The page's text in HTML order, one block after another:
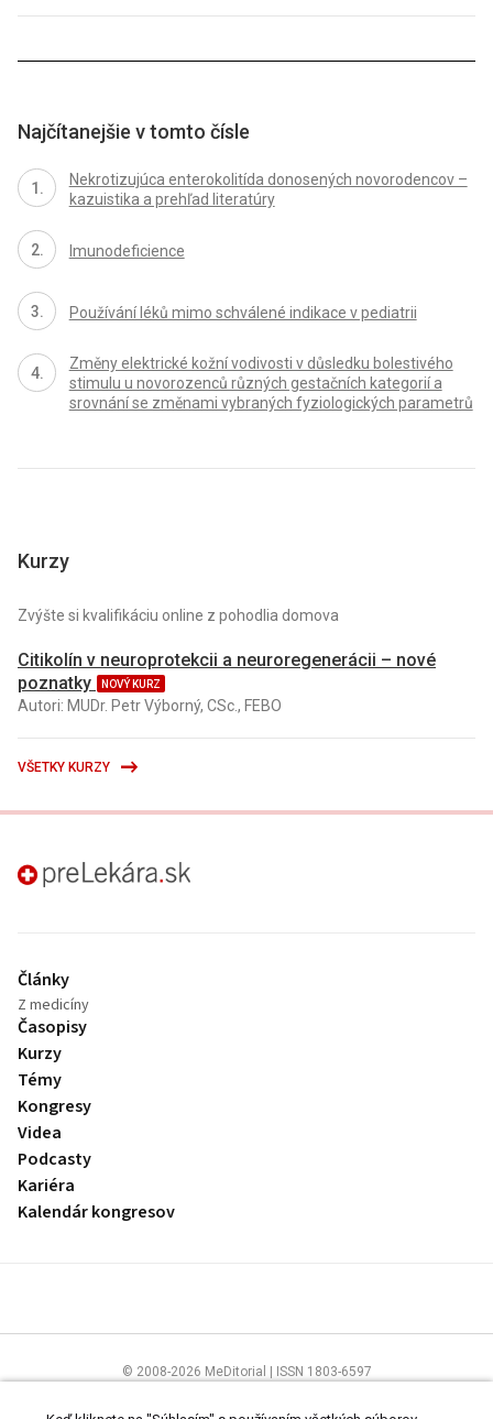
Najčítanejšie v tomto čísle
Nekrotizujúca enterokolitída donosených novorodencov –
kazuistika a prehľad literatúry
Imunodeficience
Používání léků mimo schválené indikace v pediatrii
Změny elektrické kožní vodivosti v důsledku bolestivého
stimulu u novorozenců různých gestačních kategorií a
srovnání se změnami vybraných fyziologických parametrů
Kurzy
Zvýšte si kvalifikáciu online z pohodlia domova
Citikolín v neuroprotekcii a neuroregenerácii – nové
poznatky
NOVÝ KURZ
Autori: MUDr. Petr Výborný, CSc., FEBO
VŠETKY KURZY
preLekára.sk
Články
Z medicíny
Časopisy
Kurzy
Témy
Kongresy
Videa
Podcasty
Kariéra
Kalendár kongresov
© 2008-2026 MeDitorial | ISSN 1803-6597